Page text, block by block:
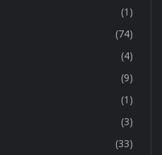
(1)
(74)
(4)
(9)
(1)
(3)
(33)